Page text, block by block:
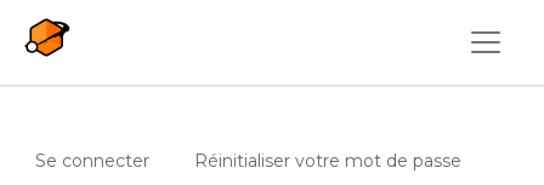
Onglets principaux
Se connecter(onglet actif)
Réinitialiser votre mot de passe